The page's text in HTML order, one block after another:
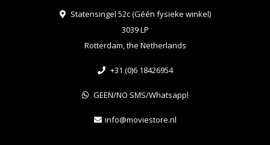
Statensingel 52c (Géén fysieke winkel)
3039 LP
Rotterdam, the Netherlands
+31 (0)6 18426954
GEEN/NO SMS/Whatsapp!
info@moviestore.nl